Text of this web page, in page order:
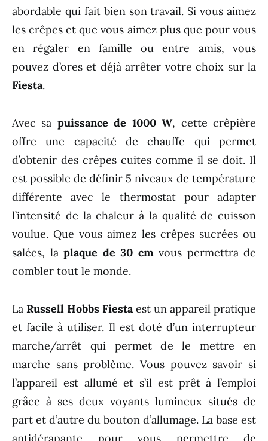
abordable qui fait bien son travail. Si vous aimez
les crêpes et que vous aimez plus que pour vous
en régaler en famille ou entre amis, vous
pouvez d’ores et déjà arrêter votre choix sur la
Fiesta.
Avec sa puissance de 1000 W, cette crêpière
offre une capacité de chauffe qui permet
d’obtenir des crêpes cuites comme il se doit. Il
est possible de définir 5 niveaux de température
différente avec le thermostat pour adapter
l’intensité de la chaleur à la qualité de cuisson
voulue. Que vous aimez les crêpes sucrées ou
salées, la plaque de 30 cmvous permettra de
combler tout le monde.
La Russell Hobbs Fiestaest un appareil pratique
et facile à utiliser. Il est doté d’un interrupteur
marche/arrêt qui permet de le mettre en
marche sans problème. Vous pouvez savoir si
l’appareil est allumé et s’il est prêt à l’emploi
grâce à ses deux voyants lumineux situés de
part et d’autre du bouton d’allumage. La base est
antidérapante pour vous permettre de